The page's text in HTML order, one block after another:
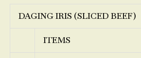
DAGING IRIS (SLICED BEEF)
ITEMS